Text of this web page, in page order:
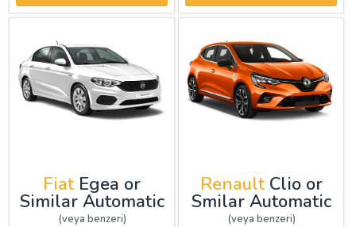
FiatEgea or
Similar Automatic
(veya benzeri)
RenaultClio or
Smilar Automatic
(veya benzeri)